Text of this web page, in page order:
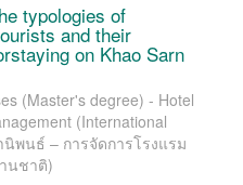
typologies of
and their
on Khao Sarn
(Master's degree) - Hotel
(International
นิพนธ์ – การจัดการโรงแรม
นชาติ)